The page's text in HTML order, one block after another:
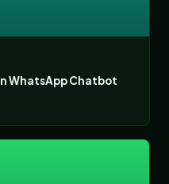
WhatsApp Chatbot